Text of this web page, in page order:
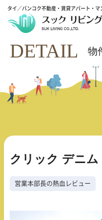
タイ／バンコク不動産・賃貸アパート・マ
バンコクの不動産・賃貸 TOP >
DETAIL 物
クリック デニム
営業本部長の熱血レビュー